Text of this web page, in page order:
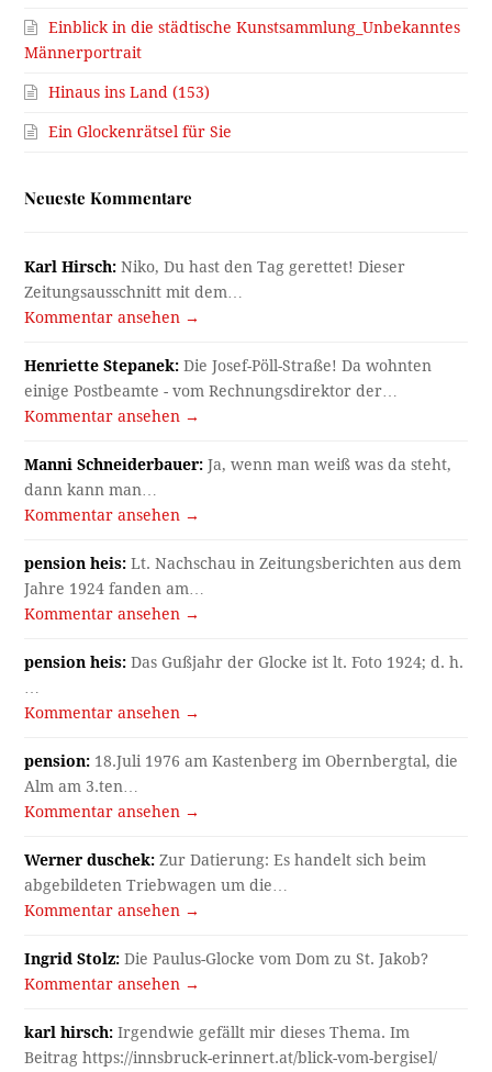
Einblick in die städtische Kunstsammlung_Unbekanntes
Männerportrait
Hinaus ins Land (153)
Ein Glockenrätsel für Sie
Neueste Kommentare
Karl Hirsch: Niko, Du hast den Tag gerettet! Dieser
Zeitungsausschnitt mit dem…
Kommentar ansehen →
Henriette Stepanek: Die Josef-Pöll-Straße! Da wohnten
einige Postbeamte - vom Rechnungsdirektor der…
Kommentar ansehen →
Manni Schneiderbauer: Ja, wenn man weiß was da steht,
dann kann man…
Kommentar ansehen →
pension heis: Lt. Nachschau in Zeitungsberichten aus dem
Jahre 1924 fanden am…
Kommentar ansehen →
pension heis: Das Gußjahr der Glocke ist lt. Foto 1924; d. h.
Kommentar ansehen →
pension: 18.Juli 1976 am Kastenberg im Obernbergtal, die
Alm am 3.ten…
Kommentar ansehen →
Werner duschek: Zur Datierung: Es handelt sich beim
abgebildeten Triebwagen um die…
Kommentar ansehen →
Ingrid Stolz: Die Paulus-Glocke vom Dom zu St. Jakob?
Kommentar ansehen →
karl hirsch: Irgendwie gefällt mir dieses Thema. Im
Beitrag https://innsbruck-erinnert.at/blick-vom-bergisel/